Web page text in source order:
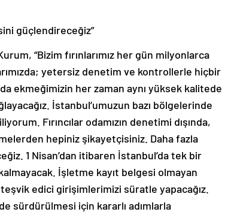
güçlendireceğiz”
“Bizim fırınlarımız her gün milyonlarca
yetersiz denetim ve kontrollerle hiçbir
ekmeğimizin her zaman aynı yüksek kalitede
İstanbul’umuzun bazı bölgelerinde
Fırıncılar odamızın denetimi dışında,
hepiniz şikayetçisiniz. Daha fazla
1 Nisan’dan itibaren İstanbul’da tek bir
İşletme kayıt belgesi olmayan
edici girişimlerimizi süratle yapacağız.
sürdürülmesi için kararlı adımlarla